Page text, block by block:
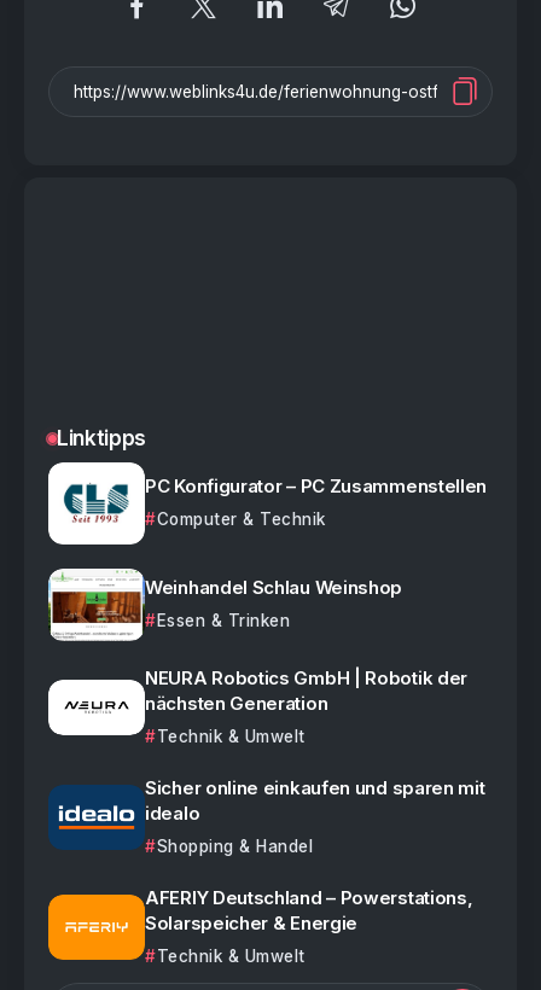
Linktipps
PC Konfigurator – PC Zusammenstellen
Computer & Technik
Weinhandel Schlau Weinshop
Essen & Trinken
NEURA Robotics GmbH | Robotik der
nächsten Generation
Technik & Umwelt
Sicher online einkaufen und sparen mit
idealo
Shopping & Handel
AFERIY Deutschland – Powerstations,
Solarspeicher & Energie
Technik & Umwelt